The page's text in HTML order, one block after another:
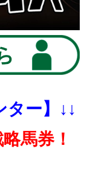
ター】↓↓
馬券！